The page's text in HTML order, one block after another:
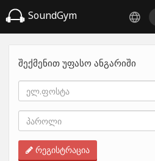
SoundGym
შექმენით უფასო ანგარიში
რეგისტრაცია